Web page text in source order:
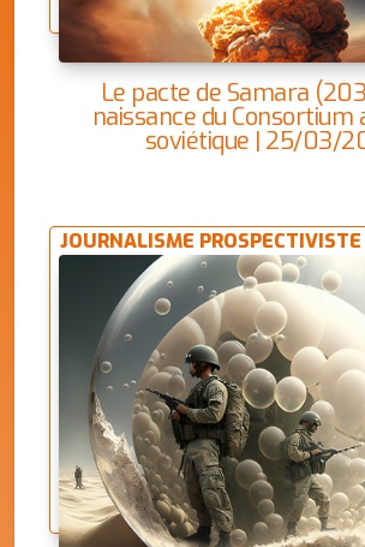
Le pacte de Samara
naissance du
soviétique | 25/03/
JOURNALISME PROSPECTIVISTE